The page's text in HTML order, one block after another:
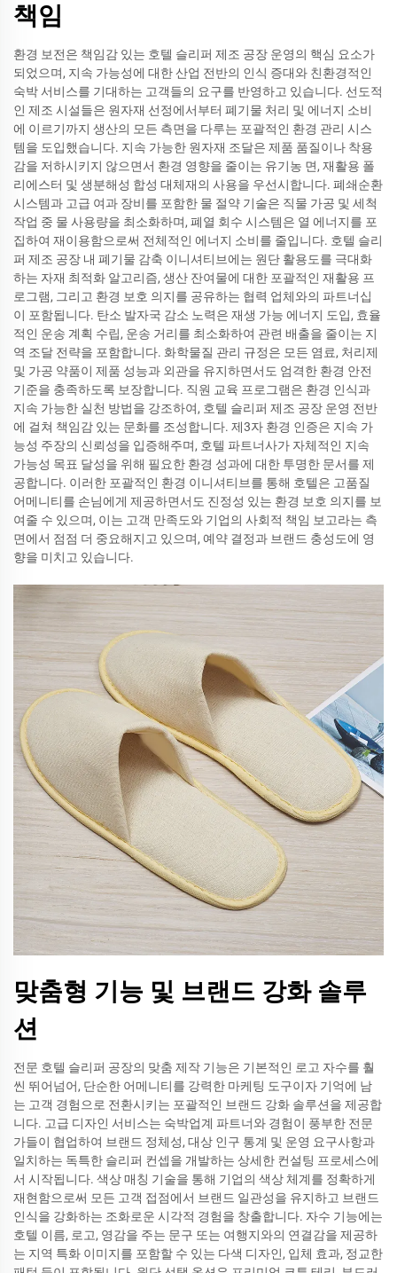
책임
환경 보전은 책임감 있는 호텔 슬리퍼 제조 공장 운영의 핵심 요소가
되었으며, 지속 가능성에 대한 산업 전반의 인식 증대와 친환경적인
숙박 서비스를 기대하는 고객들의 요구를 반영하고 있습니다. 선도적
인 제조 시설들은 원자재 선정에서부터 폐기물 처리 및 에너지 소비
에 이르기까지 생산의 모든 측면을 다루는 포괄적인 환경 관리 시스
템을 도입했습니다. 지속 가능한 원자재 조달은 제품 품질이나 착용
감을 저하시키지 않으면서 환경 영향을 줄이는 유기농 면, 재활용 폴
리에스터 및 생분해성 합성 대체재의 사용을 우선시합니다. 폐쇄순환
시스템과 고급 여과 장비를 포함한 물 절약 기술은 직물 가공 및 세척
작업 중 물 사용량을 최소화하며, 폐열 회수 시스템은 열 에너지를 포
집하여 재이용함으로써 전체적인 에너지 소비를 줄입니다. 호텔 슬리
퍼 제조 공장 내 폐기물 감축 이니셔티브에는 원단 활용도를 극대화
하는 자재 최적화 알고리즘, 생산 잔여물에 대한 포괄적인 재활용 프
로그램, 그리고 환경 보호 의지를 공유하는 협력 업체와의 파트너십
이 포함됩니다. 탄소 발자국 감소 노력은 재생 가능 에너지 도입, 효율
적인 운송 계획 수립, 운송 거리를 최소화하여 관련 배출을 줄이는 지
역 조달 전략을 포함합니다. 화학물질 관리 규정은 모든 염료, 처리제
및 가공 약품이 제품 성능과 외관을 유지하면서도 엄격한 환경 안전
기준을 충족하도록 보장합니다. 직원 교육 프로그램은 환경 인식과
지속 가능한 실천 방법을 강조하여, 호텔 슬리퍼 제조 공장 운영 전반
에 걸쳐 책임감 있는 문화를 조성합니다. 제3자 환경 인증은 지속 가
능성 주장의 신뢰성을 입증해주며, 호텔 파트너사가 자체적인 지속
가능성 목표 달성을 위해 필요한 환경 성과에 대한 투명한 문서를 제
공합니다. 이러한 포괄적인 환경 이니셔티브를 통해 호텔은 고품질
어메니티를 손님에게 제공하면서도 진정성 있는 환경 보호 의지를 보
여줄 수 있으며, 이는 고객 만족도와 기업의 사회적 책임 보고라는 측
면에서 점점 더 중요해지고 있으며, 예약 결정과 브랜드 충성도에 영
향을 미치고 있습니다.
맞춤형 기능 및 브랜드 강화 솔루
션
전문 호텔 슬리퍼 공장의 맞춤 제작 기능은 기본적인 로고 자수를 훨
씬 뛰어넘어, 단순한 어메니티를 강력한 마케팅 도구이자 기억에 남
는 고객 경험으로 전환시키는 포괄적인 브랜드 강화 솔루션을 제공합
니다. 고급 디자인 서비스는 숙박업계 파트너와 경험이 풍부한 전문
가들이 협업하여 브랜드 정체성, 대상 인구 통계 및 운영 요구사항과
일치하는 독특한 슬리퍼 컨셉을 개발하는 상세한 컨설팅 프로세스에
서 시작됩니다. 색상 매칭 기술을 통해 기업의 색상 체계를 정확하게
재현함으로써 모든 고객 접점에서 브랜드 일관성을 유지하고 브랜드
인식을 강화하는 조화로운 시각적 경험을 창출합니다. 자수 기능에는
호텔 이름, 로고, 영감을 주는 문구 또는 여행지와의 연결감을 제공하
는 지역 특화 이미지를 포함할 수 있는 다색 디자인, 입체 효과, 정교한